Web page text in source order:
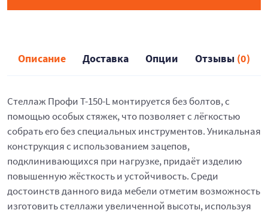
Описание Доставка Опции Отзывы (0)
Стеллаж Профи Т-150-L монтируется без болтов, с
помощью особых стяжек, что позволяет с лёгкостью
собрать его без специальных инструментов. Уникальная
конструкция с использованием зацепов,
подклинивающихся при нагрузке, придаёт изделию
повышенную жёсткость и устойчивость. Среди
достоинств данного вида мебели отметим возможность
изготовить стеллажи увеличенной высоты, используя